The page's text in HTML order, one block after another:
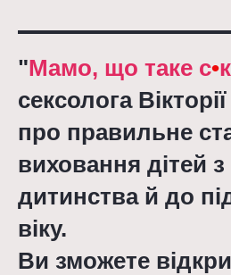
"Мамо, що таке с•
сексолога
про правильне
виховання дітей
дитинства й до
віку.
Ви зможете